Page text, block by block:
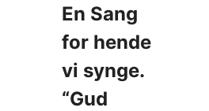
En Sang
for hende
vi synge.
“Gud